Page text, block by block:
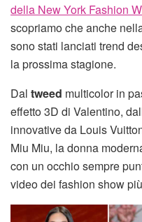
della New York Fashion
scopriamo che anche
sono stati lanciati trend
la prossima stagione.
Dal tweed multicolor in
effetto 3D di Valentino,
innovative da Louis
Miu Miu, la donna
con un occhio sempre
video dei fashion show